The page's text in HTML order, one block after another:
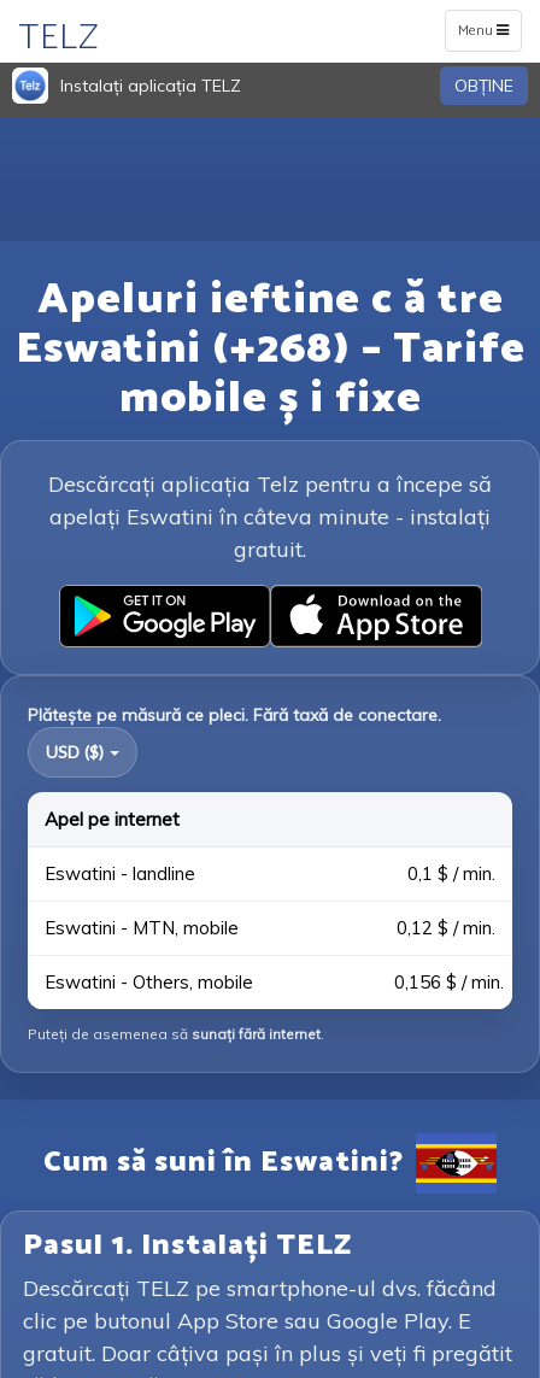
Toggle
navigation
Menu
TELZ
Instalați aplicația TELZ OBŢINE
Apeluri ieftine c ă tre
Eswatini (+268) – Tarife
mobile ș i fixe
Descărcați aplicația Telz pentru a începe să
apelați Eswatini în câteva minute - instalați
gratuit.
Plătește pe măsură ce pleci. Fără taxă de conectare.
USD ($)
Apel pe internet
Eswatini - landline 0,1 $ / min.
Eswatini - MTN, mobile 0,12 $ / min.
Eswatini - Others, mobile 0,156 $ / min.
Puteți de asemenea să sunați fără internet.
Cum să suni în Eswatini?
Pasul 1. Instalați TELZ
Descărcați TELZ pe smartphone-ul dvs. făcând
clic pe butonul App Store sau Google Play. E
gratuit. Doar câțiva pași în plus și veți fi pregătit